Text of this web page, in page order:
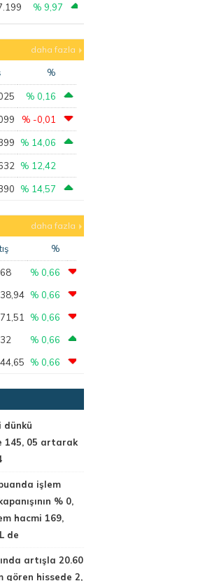
% 9,97
daha fazla
%
% 0,16
% -0,01
% 14,06
% 12,42
% 14,57
daha fazla
%
% 0,66
% 0,66
% 0,66
% 0,66
% 0,66
dünkü
145, 05 artarak
işlem
% 0,
hacmi 169,
de
artışla 20.60
hissede 2,